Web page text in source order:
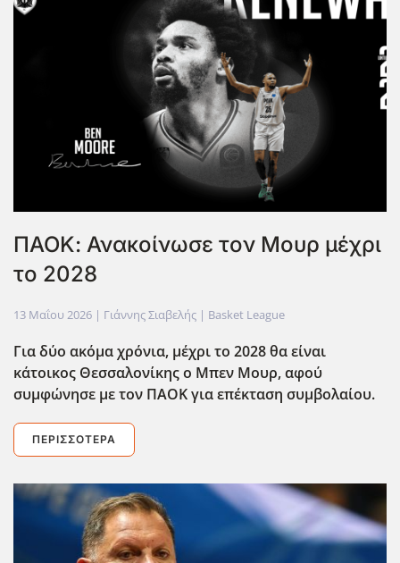
ΠΑΟΚ: Ανακοίνωσε τον Μουρ μέχρι
το 2028
13 Μαΐου 2026 | Γιάννης Σιαβελής | Basket League
Για δύο ακόμα χρόνια, μέχρι το 2028 θα είναι
κάτοικος Θεσσαλονίκης ο Μπεν Μουρ, αφού
συμφώνησε με τον ΠΑΟΚ για επέκταση συμβολαίου.
ΠΕΡΙΣΣΌΤΕΡΑ